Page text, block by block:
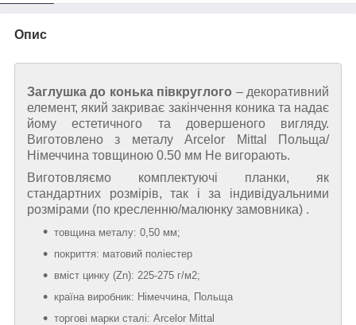
Опис
Заглушка до конька півкруглого – декоративний
елемент, який закриває закінчення коника та надає
йому естетичного та довершеного вигляду.
Виготовлено з металу Arcelor Mittal Польща/
Німеччина товщиною 0.50 мм Не вигорають.
Виготовляємо комплектуючі планки, як
стандартних розмірів, так і за індивідуальними
розмірами (по кресленню/малюнку замовника) .
товщина металу: 0,50 мм;
покриття: матовий поліестер
вміст цинку (Zn): 225-275 г/м2;
країна виробник: Німеччина, Польща
торгові марки сталі: Arcelor Mittal